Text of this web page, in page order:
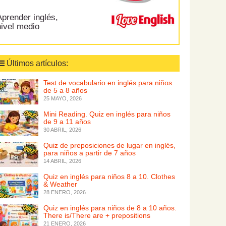
inglés,
medio
Últimos artículos:
Test de vocabulario en inglés para niños
de 5 a 8 años
25 MAYO, 2026
Mini Reading. Quiz en inglés para niños
de 9 a 11 años
30 ABRIL, 2026
Quiz de preposiciones de lugar en inglés,
para niños a partir de 7 años
14 ABRIL, 2026
Quiz en inglés para niños 8 a 10. Clothes
& Weather
28 ENERO, 2026
Quiz en inglés para niños de 8 a 10 años.
There is/There are + prepositions
21 ENERO, 2026